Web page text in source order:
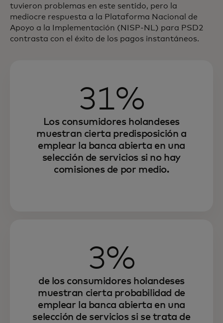
tuvieron problemas en este sentido, pero la
mediocre respuesta a la Plataforma Nacional de
Apoyo a la Implementación (NISP-NL) para PSD2
contrasta con el éxito de los pagos instantáneos.
31%
Los consumidores holandeses
muestran cierta predisposición a
emplear la banca abierta en una
selección de servicios si no hay
comisiones de por medio.
3%
de los consumidores holandeses
muestran cierta probabilidad de
emplear la banca abierta en una
selección de servicios si se trata de